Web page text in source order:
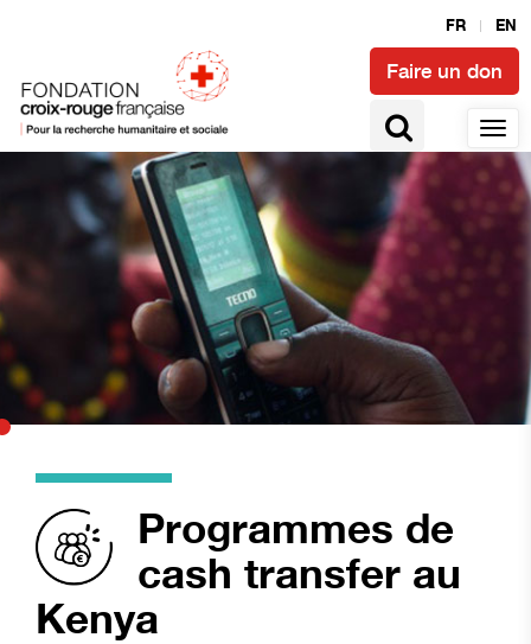
FR EN
Faire un don
Programmes de
cash transfer au
Kenya